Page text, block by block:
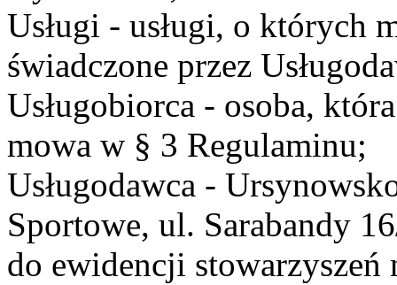
Usługi - usługi, o których
świadczone przez
Usługobiorca - osoba,
mowa w § 3 Regulaminu;
Usługodawca -
Sportowe, ul. Sarabandy
do ewidencji stowarzyszeń